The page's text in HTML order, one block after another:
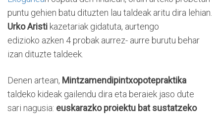
puntu gehien batu dituzten lau taldeak aritu dira lehian.
Urko Aristi kazetariak gidatuta, aurtengo
edizioko azken 4 probak aurrez- aurre burutu behar
izan dituzte taldeek.
Denen artean, Mintzamendipintxopotepraktika
taldeko kideak gailendu dira eta beraiek jaso dute
sari nagusia: euskarazko proiektu bat sustatzeko